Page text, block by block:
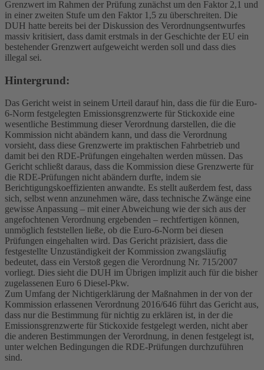
Grenzwert im Rahmen der Prüfung zunächst um den Faktor 2,1 und
in einer zweiten Stufe um den Faktor 1,5 zu überschreiten. Die
DUH hatte bereits bei der Diskussion des Verordnungsentwurfes
massiv kritisiert, dass damit erstmals in der Geschichte der EU ein
bestehender Grenzwert aufgeweicht werden soll und dass dies
illegal sei.
Hintergrund:
Das Gericht weist in seinem Urteil darauf hin, dass die für die Euro-
6-Norm festgelegten Emissionsgrenzwerte für Stickoxide eine
wesentliche Bestimmung dieser Verordnung darstellen, die die
Kommission nicht abändern kann, und dass die Verordnung
vorsieht, dass diese Grenzwerte im praktischen Fahrbetrieb und
damit bei den RDE-Prüfungen eingehalten werden müssen. Das
Gericht schließt daraus, dass die Kommission diese Grenzwerte für
die RDE-Prüfungen nicht abändern durfte, indem sie
Berichtigungskoeffizienten anwandte. Es stellt außerdem fest, dass
sich, selbst wenn anzunehmen wäre, dass technische Zwänge eine
gewisse Anpassung – mit einer Abweichung wie der sich aus der
angefochtenen Verordnung ergebenden – rechtfertigen können,
unmöglich feststellen ließe, ob die Euro-6-Norm bei diesen
Prüfungen eingehalten wird. Das Gericht präzisiert, dass die
festgestellte Unzuständigkeit der Kommission zwangsläufig
bedeutet, dass ein Verstoß gegen die Verordnung Nr. 715/2007
vorliegt. Dies sieht die DUH im Übrigen implizit auch für die bisher
zugelassenen Euro 6 Diesel-Pkw.
Zum Umfang der Nichtigerklärung der Maßnahmen in der von der
Kommission erlassenen Verordnung 2016/646 führt das Gericht aus,
dass nur die Bestimmung für nichtig zu erklären ist, in der die
Emissionsgrenzwerte für Stickoxide festgelegt werden, nicht aber
die anderen Bestimmungen der Verordnung, in denen festgelegt ist,
unter welchen Bedingungen die RDE-Prüfungen durchzuführen
sind.